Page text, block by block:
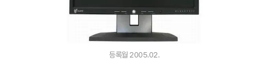
등록월 2005.02.